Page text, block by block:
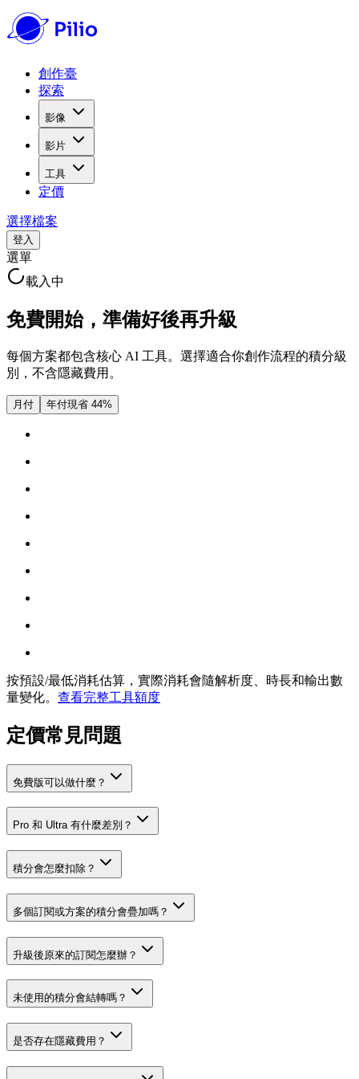
創作臺
探索
影像
影片
工具
定價
選擇檔案
登入
選單
載入中
免費開始，準備好後再升級
每個方案都包含核心 AI 工具。選擇適合你創作流程的積分級
別，不含隱藏費用。
月付 年付現省 44%
按預設/最低消耗估算，實際消耗會隨解析度、時長和輸出數
量變化。 查看完整工具額度
定價常見問題
免費版可以做什麼？
Pro 和 Ultra 有什麼差別？
積分會怎麼扣除？
多個訂閱或方案的積分會疊加嗎？
升級後原來的訂閱怎麼辦？
未使用的積分會結轉嗎？
是否存在隱藏費用？